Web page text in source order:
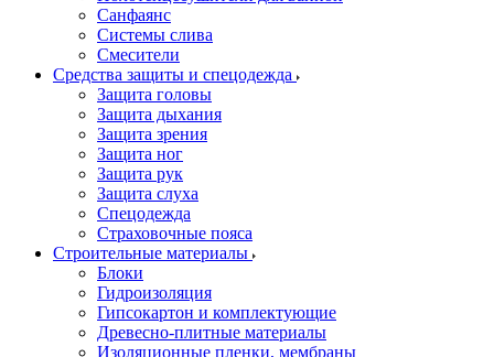
Санфаянс
Системы слива
Смесители
Средства защиты и спецодежда
Защита головы
Защита дыхания
Защита зрения
Защита ног
Защита рук
Защита слуха
Спецодежда
Страховочные пояса
Строительные материалы
Блоки
Гидроизоляция
Гипсокартон и комплектующие
Древесно-плитные материалы
Изоляционные пленки, мембраны